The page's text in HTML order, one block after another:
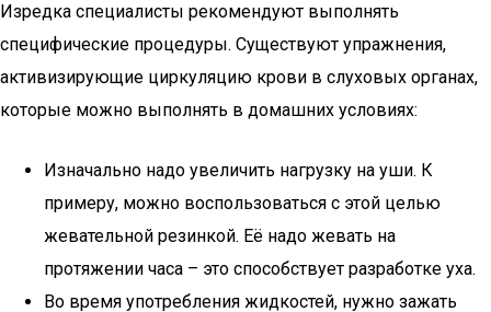
Изредка специалисты рекомендуют выполнять
специфические процедуры. Существуют упражнения,
активизирующие циркуляцию крови в слуховых органах,
которые можно выполнять в домашних условиях:
Изначально надо увеличить нагрузку на уши. К
примеру, можно воспользоваться с этой целью
жевательной резинкой. Её надо жевать на
протяжении часа – это способствует разработке уха.
Во время употребления жидкостей, нужно зажать